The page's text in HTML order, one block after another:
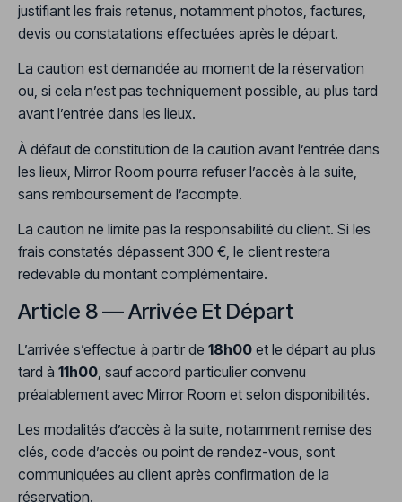
justifiant les frais retenus, notamment photos, factures,
devis ou constatations effectuées après le départ.
La caution est demandée au moment de la réservation
ou, si cela n’est pas techniquement possible, au plus tard
avant l’entrée dans les lieux.
À défaut de constitution de la caution avant l’entrée dans
les lieux, Mirror Room pourra refuser l’accès à la suite,
sans remboursement de l’acompte.
La caution ne limite pas la responsabilité du client. Si les
frais constatés dépassent 300 €, le client restera
redevable du montant complémentaire.
Article 8 — Arrivée Et Départ
L’arrivée s’effectue à partir de 18h00 et le départ au plus
tard à 11h00 , sauf accord particulier convenu
préalablement avec Mirror Room et selon disponibilités.
Les modalités d’accès à la suite, notamment remise des
clés, code d’accès ou point de rendez-vous, sont
communiquées au client après confirmation de la
réservation.